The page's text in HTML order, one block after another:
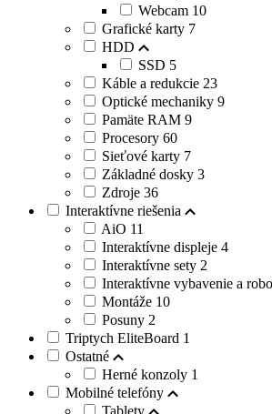
Webcam 10
Grafické karty 7
HDD
SSD 5
Káble a redukcie 23
Optické mechaniky 9
Pamäte RAM 9
Procesory 60
Sieťové karty 7
Základné dosky 3
Zdroje 36
Interaktívne riešenia
AiO 11
Interaktívne displeje 4
Interaktívne sety 2
Interaktívne vybavenie a
Montáže 10
Posuny 2
Triptych EliteBoard 1
Ostatné
Herné konzoly 1
Mobilné telefóny
Tablety